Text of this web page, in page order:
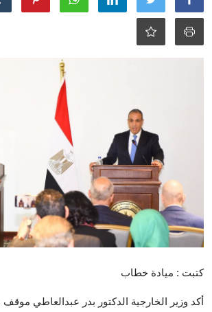
التعليم
تكنولوجيا وإتصالات
المحافظات
المجتمع والمنوعات
أراء و مقالات
كتبت : ميادة خطاب
أكد وزير الخارجية الدكتور بدر عبدالعاطي